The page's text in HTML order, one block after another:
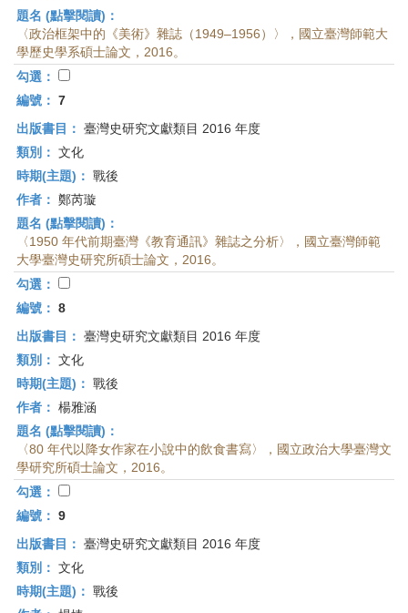
題名 (點擊閱讀)：
〈政治框架中的《美術》雜誌（1949–1956）〉，國立臺灣師範大
學歷史學系碩士論文，2016。
勾選：
編號： 7
出版書目： 臺灣史研究文獻類目 2016 年度
類別： 文化
時期(主題)： 戰後
作者： 鄭芮璇
題名 (點擊閱讀)：
〈1950 年代前期臺灣《教育通訊》雜誌之分析〉，國立臺灣師範
大學臺灣史研究所碩士論文，2016。
勾選：
編號： 8
出版書目： 臺灣史研究文獻類目 2016 年度
類別： 文化
時期(主題)： 戰後
作者： 楊雅涵
題名 (點擊閱讀)：
〈80 年代以降女作家在小說中的飲食書寫〉，國立政治大學臺灣文
學研究所碩士論文，2016。
勾選：
編號： 9
出版書目： 臺灣史研究文獻類目 2016 年度
類別： 文化
時期(主題)： 戰後